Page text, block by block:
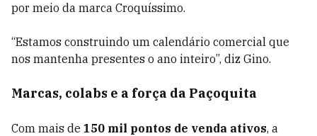
por meio da marca Croquíssimo.
“Estamos construindo um calendário comercial que
nos mantenha presentes o ano inteiro”, diz Gino.
Marcas, colabs e a força da Paçoquita
Com mais de 150 mil pontos de venda ativos, a